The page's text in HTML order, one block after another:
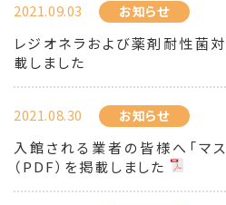
2021.09.03 お知らせ
レジオネラおよび薬剤耐性菌
載しました
2021.08.30 お知らせ
入館される業者の皆様へ「マ
（PDF）を掲載しました